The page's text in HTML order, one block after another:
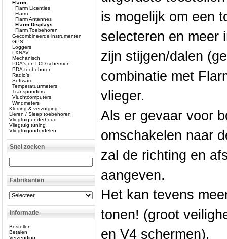
Flarm
Flarm Licenties
Flarm
Flarm Antennes
Flarm Displays
Flarm Toebehoren
Gecombineerde instrumenten
GPS
Loggers
LXNAV
Mechanisch
PDA's en LCD schermen
PDA-toebehoren
Radio’s
Software
Temperatuurmeters
Transponders
Vluchtcomputers
Windmeters
Kleding & verzorging
Lieren / Sleep toebehoren
Vliegtuig onderhoud
Vliegtuig tuning
Vliegtuigonderdelen
Snel zoeken
Fabrikanten
Informatie
Bestellen
Betalen
Verzending
is mogelijk om een
selecteren en meer
zijn stijgen/dalen
combinatie met
vlieger.
Als er gevaar voor
omschakelen naar
zal de richting en
aangeven.
Het kan tevens
tonen! (groot
en V4 schermen).